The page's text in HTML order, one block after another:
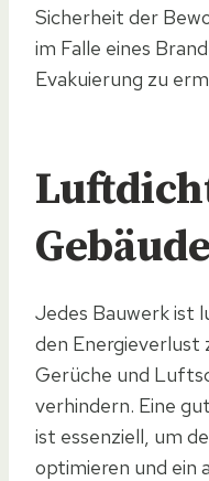
Sicherheit der
im Falle eines
Evakuierung zu
Gebäude
Jedes Bauwerk ist
den Energieverlust
Gerüche und
verhindern. Eine
ist essenziell, um
optimieren und ein